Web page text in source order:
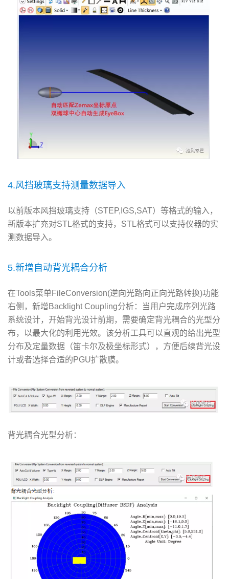
4.风挡玻璃支持测量数据导入
以前版本风挡玻璃支持（STEP,IGS,SAT）等格式的输入，
新版本扩充对STL格式的支持，STL格式可以支持仪器的实
测数据导入。
5.新增自动背光耦合分析
在Tools菜单FileConversion(逆向光路向正向光路转换)功能
右侧，新增Backlight Coupling分析：当用户完成序列光路
系统设计，开始背光设计前期，需要确定背光耦合的光型分
布，以最大化的利用光效。该分析工具可以直观的给出光型
分布及定量数据（笛卡尔及极坐标形式），方便后续背光设
计或者选择合适的PGU扩散膜。
背光耦合光型分析：